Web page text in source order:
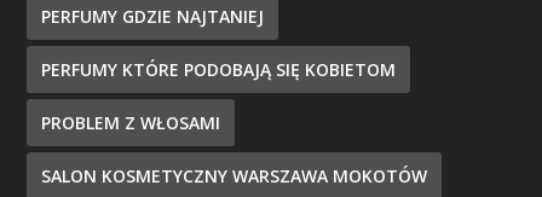
PERFUMY GDZIE NAJTANIEJ
PERFUMY KTÓRE PODOBAJĄ SIĘ KOBIETOM
PROBLEM Z WŁOSAMI
SALON KOSMETYCZNY WARSZAWA MOKOTÓW